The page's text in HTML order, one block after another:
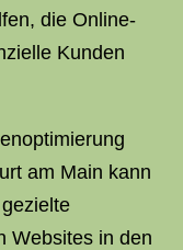
die Online-
Kunden
am Main kann
Websites in den